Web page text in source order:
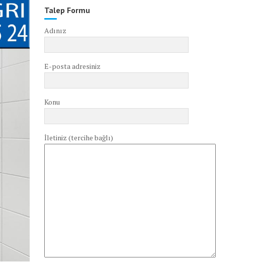
Talep Formu
Adınız
E-posta adresiniz
Konu
İletiniz (tercihe bağlı)